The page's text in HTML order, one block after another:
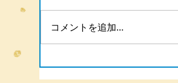
コメントを追加…